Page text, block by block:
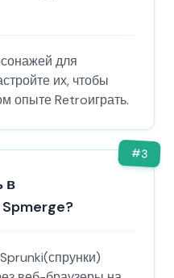
для
их, чтобы
опыте Retroиграть.
#3
в